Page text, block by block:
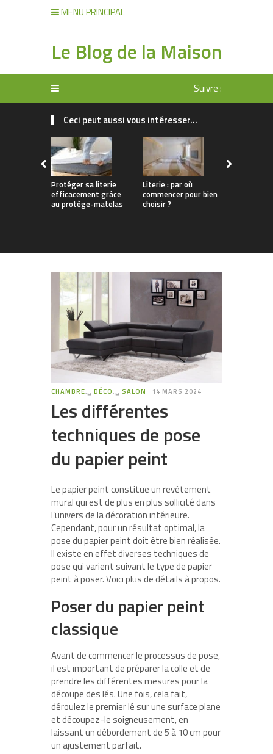
MENU PRINCIPAL
Le Blog de la Maison
Suivre :
Ceci peut aussi vous intéresser...
Protéger sa literie
efficacement grâce
au protège-matelas
Literie : par où
commencer pour bien
choisir ?
CHAMBRE,␣DÉCO,␣ SALON 14 MARS 2024
Les différentes
techniques de pose
du papier peint
Le papier peint constitue un revêtement
mural qui est de plus en plus sollicité dans
l’univers de la décoration intérieure.
Cependant, pour un résultat optimal, la
pose du papier peint doit être bien réalisée.
Il existe en effet diverses techniques de
pose qui varient suivant le type de papier
peint à poser. Voici plus de détails à propos.
Poser du papier peint
classique
Avant de commencer le processus de pose,
il est important de préparer la colle et de
prendre les différentes mesures pour la
découpe des lés. Une fois, cela fait,
déroulez le premier lé sur une surface plane
et découpez-le soigneusement, en
laissant un débordement de 5 à 10 cm pour
un ajustement parfait.